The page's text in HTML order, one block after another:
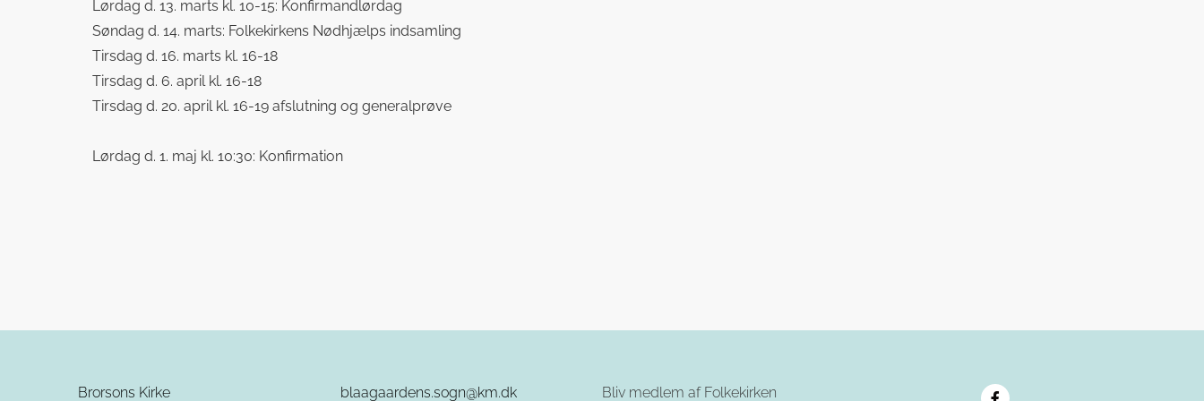
Lørdag d. 13. marts kl. 10-15: Konfirmandlørdag
Søndag d. 14. marts: Folkekirkens Nødhjælps indsamling
Tirsdag d. 16. marts kl. 16-18
Tirsdag d. 6. april kl. 16-18
Tirsdag d. 20. april kl. 16-19 afslutning og generalprøve
Lørdag d. 1. maj kl. 10:30: Konfirmation
Brorsons Kirke blaagaardens.sogn@km.dk Bliv medlem af Folkekirken